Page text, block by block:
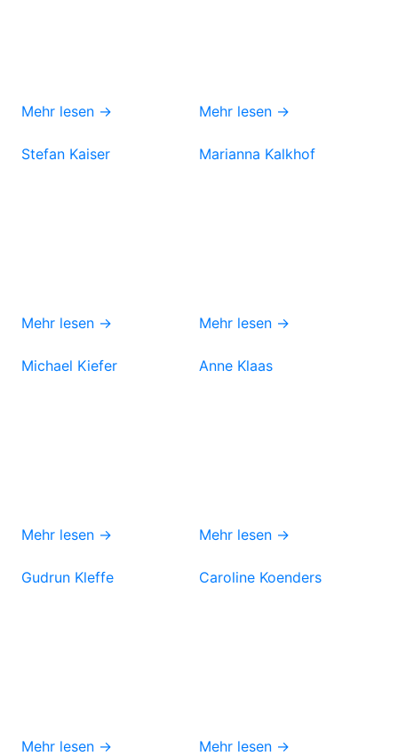
Mehr lesen → Mehr lesen →
Stefan Kaiser
Mehr lesen →
Marianna Kalkhof
Mehr lesen →
Michael Kiefer
Mehr lesen →
Anne Klaas
Mehr lesen →
Gudrun Kleffe
Mehr lesen →
Caroline Koenders
Mehr lesen →